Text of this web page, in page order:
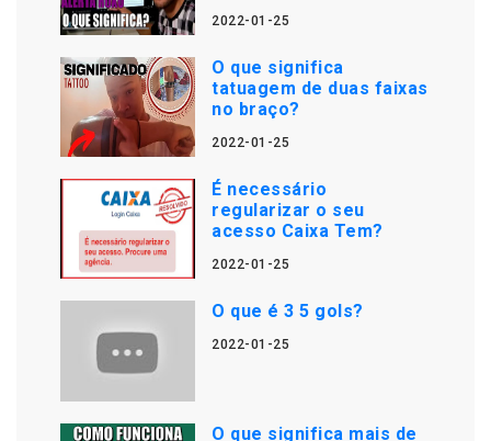
2022-01-25
O que significa
tatuagem de duas faixas
no braço?
2022-01-25
É necessário
regularizar o seu
acesso Caixa Tem?
2022-01-25
O que é 3 5 gols?
2022-01-25
O que significa mais de